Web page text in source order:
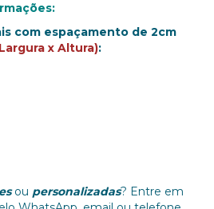
com espaçamento de 2cm
x Altura):
ou personalizadas? Entre em